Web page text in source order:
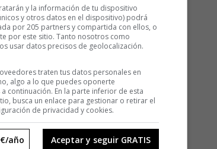
el productor musical. “Vivía en el
verla como una TV y entendí sus
colores de forma radical e hice
sus aportaciones, sus
unas semanas desde ese día
casa un tipo me dijo que debía
a una estrella del vídeo”,
y la información de tu dispositivo
y otros datos en el dispositivo) podrá
por 205 partners y compartida con ellos, o
por este sitio. Tanto nosotros como
usar datos precisos de geolocalización.
traten tus datos personales en
algo a lo que puedes oponerte
continuación. En la parte inferior de esta
busca un enlace para gestionar o retirar el
de privacidad y cookies.
Aceptar y seguir GRATIS
año